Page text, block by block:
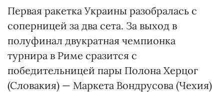
Первая ракетка Украины разобралась с
соперницей за два сета. За выход в
полуфинал двукратная чемпионка
турнира в Риме сразится с
победительницей пары Полона Херцог
(Словакия) — Маркета Вондрусова (Чехия)